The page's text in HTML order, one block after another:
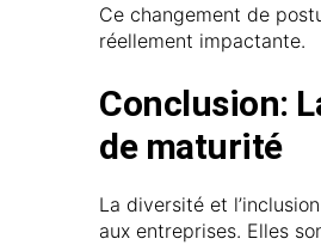
Ce changement de
réellement impactante.
Conclusion:
de maturité
La diversité et
aux entreprises. Elles